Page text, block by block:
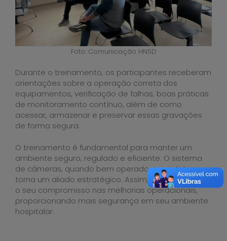
Foto: Comunicação HNSD
Durante o treinamento, os participantes receberam
orientações sobre a operação correta dos
equipamentos, verificação de falhas, boas práticas
de monitoramento contínuo, além de como
acessar, armazenar e preservar essas gravações
de forma segura.
O treinamento é fundamental para manter um
ambiente seguro, regulado e eficiente. O sistema
de câmeras, quando bem operado e mantido, se
torna um aliado estratégico. Assim, o HNSD reforça
o seu compromisso nas melhorias operacionais,
proporcionando mais segurança em seu ambiente
hospitalar.